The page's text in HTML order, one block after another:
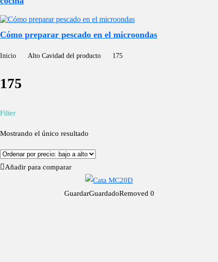
Cómo preparar pescado en el microondas
Inicio Alto Cavidad del producto 175
175
Filter
Mostrando el único resultado
Añadir para comparar
GuardarGuardadoRemoved 0